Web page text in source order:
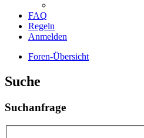
FAQ
Regeln
Anmelden
Foren-Übersicht
Suche
Suchanfrage